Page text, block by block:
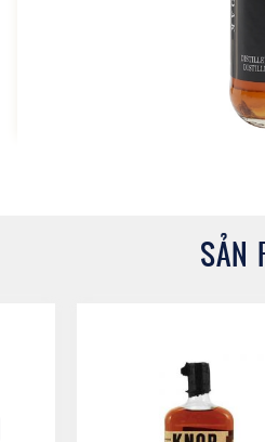
SẢN